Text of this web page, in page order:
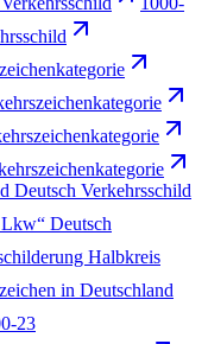
Deutsch Verkehrsschild
Deutsch
Halbkreis
in Deutschland
23